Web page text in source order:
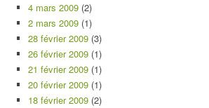
4 mars 2009 (2)
2 mars 2009 (1)
28 février 2009 (3)
26 février 2009 (1)
21 février 2009 (1)
20 février 2009 (1)
18 février 2009 (2)